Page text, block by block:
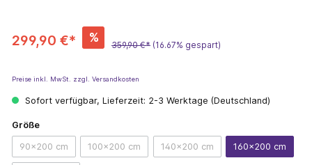
299,90 €* %
359,90 €* (16.67% gespart)
Preise inkl. MwSt. zzgl. Versandkosten
Sofort verfügbar, Lieferzeit: 2-3 Werktage (Deutschland)
Größe
90x200 cm 100x200 cm 140x200 cm 160x200 cm